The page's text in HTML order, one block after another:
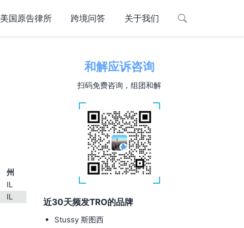
美国原告律所 跨境问答 关于我们
和解应诉咨询
扫码免费咨询，组团和解
近30天频发TRO的品牌
Stussy 斯图西
州
IL
IL